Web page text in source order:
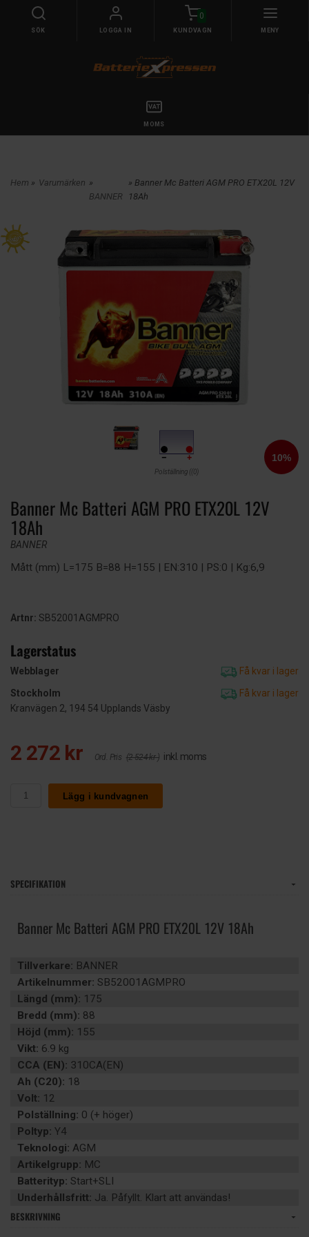
SÖK LOGGA IN
0
KUNDVAGN MENY
MOMS
Hem » Varumärken »
BANNER
» Banner Mc Batteri AGM PRO ETX20L 12V
18Ah
Polställning ((0)
Banner Mc Batteri AGM PRO ETX20L 12V
18Ah
BANNER
Mått (mm) L=175 B=88 H=155 | EN:310 | PS:0 | Kg:6,9
Artnr: SB52001AGMPRO
Lagerstatus
Webblager
Få kvar i lager
Stockholm
Få kvar i lager
Kranvägen 2, 194 54 Upplands Väsby
2 272 kr Ord. Pris (2 524 kr ) inkl. moms
Lägg i kundvagnen
SPECIFIKATION
Banner Mc Batteri AGM PRO ETX20L 12V 18Ah
Tillverkare: BANNER
Artikelnummer: SB52001AGMPRO
Längd (mm): 175
Bredd (mm): 88
Höjd (mm): 155
Vikt: 6.9 kg
CCA (EN): 310CA(EN)
Ah (C20): 18
Volt: 12
Polställning: 0 (+ höger)
Poltyp: Y4
Teknologi: AGM
Artikelgrupp: MC
Batterityp: Start+SLI
Underhållsfritt: Ja. Påfyllt. Klart att användas!
BESKRIVNING